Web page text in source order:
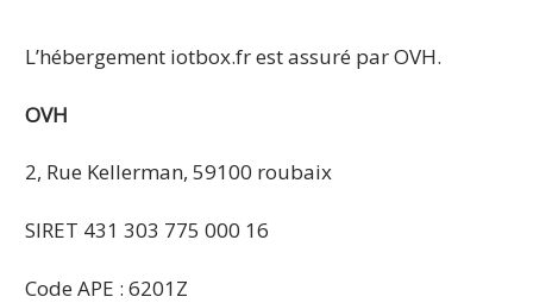
L’hébergement iotbox.fr est assuré par OVH.
OVH
2, Rue Kellerman, 59100 roubaix
SIRET 431 303 775 000 16
Code APE : 6201Z